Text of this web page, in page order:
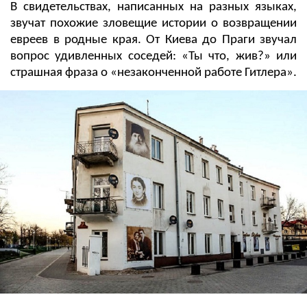
В свидетельствах, написанных на разных языках,
звучат похожие зловещие истории о возвращении
евреев в родные края. От Киева до Праги звучал
вопрос удивленных соседей: «Ты что, жив?» или
страшная фраза о «незаконченной работе Гитлера».